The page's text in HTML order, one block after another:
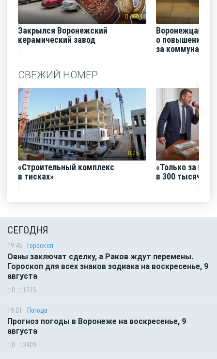
5609
Закрылся Воронежский
керамический завод
Воронежцам
о повышении
за
СВЕЖИЙ НОМЕР
257
«Строительный комплекс
в тисках»
«Только за
в 300 тысяч
СЕГОДНЯ
19:45 Гороскоп
Овны заключат сделку, а Раков ждут перемены.
Гороскоп для всех знаков зодиака на воскресенье, 9
августа
0 1515
19:01 Погода
Прогноз погоды в Воронеже на воскресенье, 9
августа
0 3409